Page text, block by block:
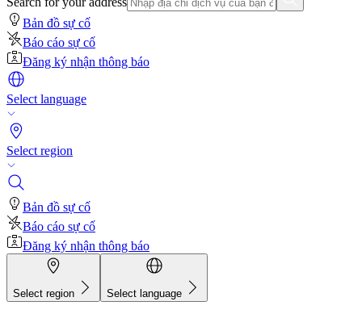
Bản đồ sự cố
Báo cáo sự cố
Đăng ký nhận thông báo
Select language
Select region
Bản đồ sự cố
Báo cáo sự cố
Đăng ký nhận thông báo
Select region Select language